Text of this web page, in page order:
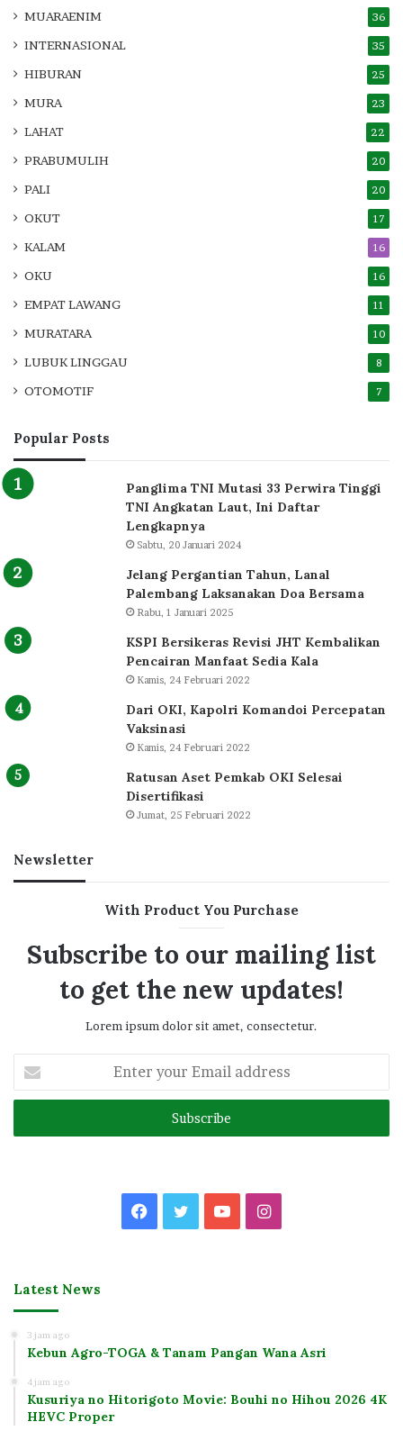
MUARAENIM 36
INTERNASIONAL 35
HIBURAN 25
MURA 23
LAHAT 22
PRABUMULIH 20
PALI 20
OKUT 17
KALAM 16
OKU 16
EMPAT LAWANG 11
MURATARA 10
LUBUK LINGGAU 8
OTOMOTIF 7
Popular Posts
Panglima TNI Mutasi 33 Perwira Tinggi
TNI Angkatan Laut, Ini Daftar
Lengkapnya
Sabtu, 20 Januari 2024
Jelang Pergantian Tahun, Lanal
Palembang Laksanakan Doa Bersama
Rabu, 1 Januari 2025
KSPI Bersikeras Revisi JHT Kembalikan
Pencairan Manfaat Sedia Kala
Kamis, 24 Februari 2022
Dari OKI, Kapolri Komandoi Percepatan
Vaksinasi
Kamis, 24 Februari 2022
Ratusan Aset Pemkab OKI Selesai
Disertifikasi
Jumat, 25 Februari 2022
Newsletter
With Product You Purchase
Subscribe to our mailing list
to get the new updates!
Lorem ipsum dolor sit amet, consectetur.
your
Email
Facebook
TwitterYouTubeInstagram
Latest News
3 jam ago
Kebun Agro-TOGA & Tanam Pangan Wana Asri
4 jam ago
Kusuriya no Hitorigoto Movie: Bouhi no Hihou 2026 4K
HEVC Proper